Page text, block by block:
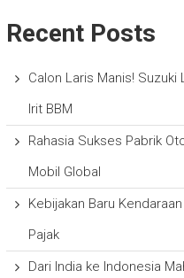
Recent Posts
Calon Laris Manis!
Irit BBM
Rahasia Sukses Pabrik
Mobil Global
Kebijakan Baru
Pajak
Dari India ke Indonesia